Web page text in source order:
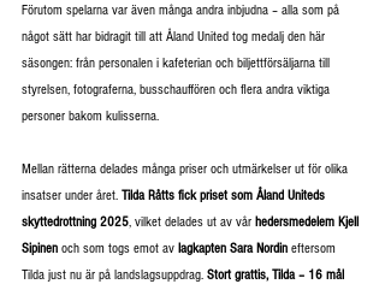
Förutom spelarna var även många andra inbjudna – alla som på
något sätt har bidragit till att Åland United tog medalj den här
säsongen: från personalen i kafeterian och biljettförsäljarna till
styrelsen, fotograferna, busschauffören och flera andra viktiga
personer bakom kulisserna.
Mellan rätterna delades många priser och utmärkelser ut för olika
insatser under året. Tilda Råtts fick priset som Åland Uniteds
skyttedrottning 2025, vilket delades ut av vår hedersmedelem Kjell
Sipinen och som togs emot av lagkapten Sara Nordin eftersom
Tilda just nu är på landslagsuppdrag. Stort grattis, Tilda – 16 mål